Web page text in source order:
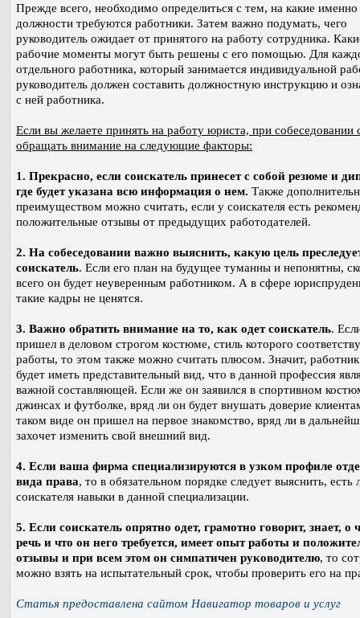
Прежде всего, необходимо определиться с тем, на какие именно
должности требуются работники. Затем важно подумать, чего
руководитель ожидает от принятого на работу сотрудника.
рабочие моменты могут быть решены с его помощью. Для
отдельного работника, который занимается индивидуальной
руководитель должен составить должностную инструкцию и
с ней работника.
Если вы желаете принять на работу юриста, при собеседовании
обращать внимание на следующие факторы:
1. Прекрасно, если соискатель принесет с собой резюме и
где будет указана всю информация о нем. Также
преимуществом можно считать, если у соискателя есть
положительные отзывы от предыдущих работодателей.
2. На собеседовании важно выяснить, какую цель
соискатель. Если его план на будущее туманны и непонятны,
всего он будет неуверенным работником. А в сфере
такие кадры не ценятся.
3. Важно обратить внимание на то, как одет соискатель.
пришел в деловом строгом костюме, стиль которого
работы, то этом также можно считать плюсом. Значит, работник
будет иметь представительный вид, что в данной профессия
важной составляющей. Если же он заявился в спортивном
джинсах и футболке, вряд ли он будет внушать доверие
таком виде он пришел на первое знакомство, вряд ли в
захочет изменить свой внешний вид.
4. Если ваша фирма специализируются в узком профиле
вида права, то в обязательном порядке следует выяснить, есть
соискателя навыки в данной специализации.
5. Если соискатель опрятно одет, грамотно говорит, знает, о
речь и что он него требуется, имеет опыт работы и
отзывы и при всем этом он симпатичен руководителю, то
можно взять на испытательный срок, чтобы проверить его на
Статья предоставлена сайтом Навигатор товаров и услуг